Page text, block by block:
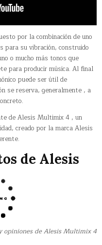
por la combinación de uno
para su vibración, construido
o mucho más tonos que
para producir música. Al final
puede ser útil de
se reserva, generalmente , a
de Alesis Multimix 4 , un
creado por la marca Alesis
de Alesis
opiniones de Alesis Multimix 4